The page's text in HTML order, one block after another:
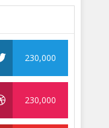
230,000
230,000